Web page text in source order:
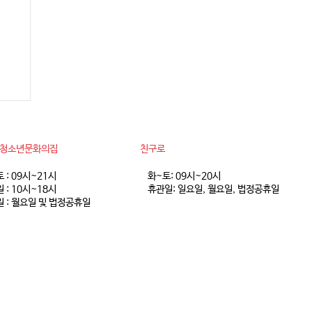
소년문화의집
: 09시~21시
: 10시~18시
: 월요일 및 법정공휴일
친구로
화~토: 09시~20시
휴관일: 일요일, 월요일, 법정공휴일